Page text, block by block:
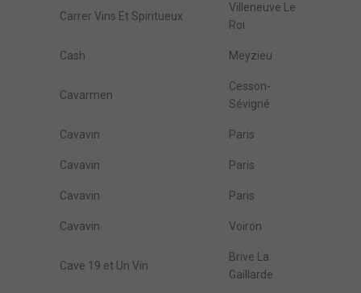
Carrer Vins Et Spiritueux
Villeneuve Le
Roi
Cash Meyzieu
Cavarmen
Cesson-
Sévigné
Cavavin Paris
Cavavin Paris
Cavavin Paris
Cavavin Voiron
Cave 19 et Un Vin
Brive La
Gaillarde